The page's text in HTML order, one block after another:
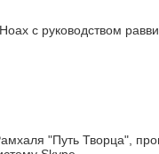
с руководством
"Путь Творца",